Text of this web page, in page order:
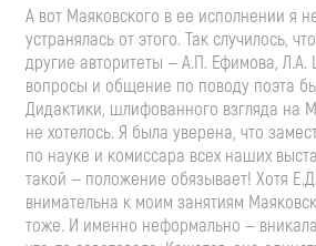
А вот Маяковского в ее исполнении я
устранялась от этого. Так случилось,
другие авторитеты —А.П. Ефимова, Л.А.
вопросы и общение по поводу поэта
Дидактики, шлифованного взгляда на
не хотелось. Я была уверена, что
по науке и комиссара всех наших
такой — положение обязывает! Хотя
внимательна к моим занятиям
тоже. И именно неформально —